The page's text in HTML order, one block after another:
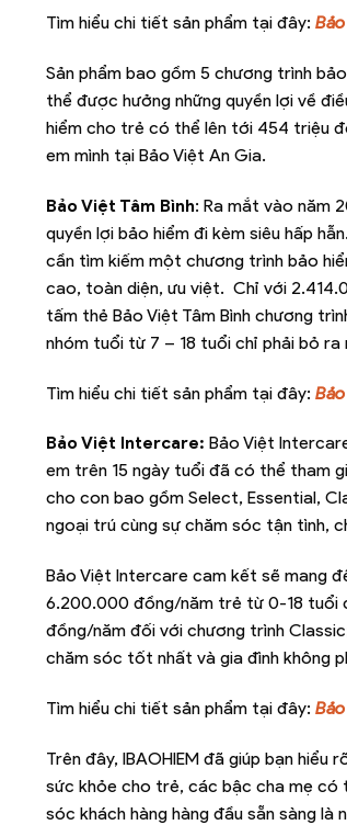
Tìm hiểu chi tiết sản phẩm tại đây:
Sản phẩm bao gồm 5 chương trình
thể được hưởng những quyền lợi về
hiểm cho trẻ có thể lên tới 454 triệu
em mình tại Bảo Việt An Gia.
Bảo Việt Tâm Bình: Ra mắt vào năm
quyền lợi bảo hiểm đi kèm siêu hấp
cần tìm kiếm một chương trình bảo
cao, toàn diện, ưu việt. Chỉ với
tấm thẻ Bảo Việt Tâm Bình chương
nhóm tuổi từ 7 – 18 tuổi chỉ phải bỏ
Tìm hiểu chi tiết sản phẩm tại đây:
Bảo Việt Intercare: Bảo Việt
em trên 15 ngày tuổi đã có thể tham
cho con bao gồm Select, Essential,
ngoại trú cùng sự chăm sóc tận tình,
Bảo Việt Intercare cam kết sẽ mang
6.200.000 đồng/năm trẻ từ 0-18 tuổi
đồng/năm đối với chương trình
chăm sóc tốt nhất và gia đình không
Tìm hiểu chi tiết sản phẩm tại đây:
Trên đây, IBAOHIEM đã giúp bạn hiểu
sức khỏe cho trẻ, các bậc cha mẹ có
sóc khách hàng hàng đầu sẵn sàng